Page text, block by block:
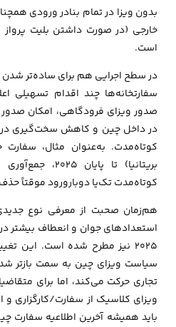
بدون ویزا در تمام بنادر ورودی
خارجی (در صورت داشتن بلیت پرواز
است.
در سطح اجرایی هم برای ساده‌تر شدن
سفارتخانه‌ها چند اقدام تسهیلی
صدور ویزای فرودگاهی، امکان صدور
در داخل چین و کاهش سخت‌گیری در
کوتاه‌مدت. به‌عنوان مثال،
بریتانیا) تا
کوتاه‌مدت تک‌یا دوبارورود موقتاً
استعدادهای جوان و انعطاف بیشتر
۲۰۲۵ نیز مطرح شده است. این
سیاست ویزای چین به سمت بازتر
تجاری حرکت می‌کند، اما برای
ویزای کلاسیک از سفارت/کارگزاری و
باید همیشه آخرین اطلاعیه سفارت